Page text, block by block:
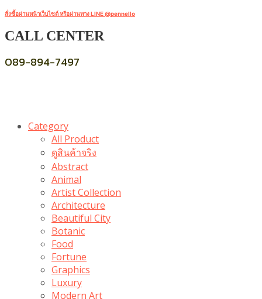
สั่งซื้อผ่านหน้าเว็บไซต์ หรือผ่านทาง LINE @pennello
CALL CENTER
089-894-7497
Category
All Product
ดูสินค้าจริง
Abstract
Animal
Artist Collection
Architecture
Beautiful City
Botanic
Food
Fortune
Graphics
Luxury
Modern Art